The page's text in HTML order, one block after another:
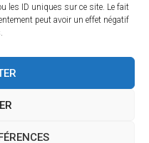
les ID uniques sur ce site. Le fait
peut avoir un effet négatif